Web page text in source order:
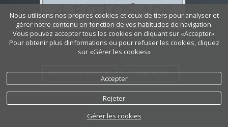
ENCUENTRA TU FOTO CONTACTO
Nous utilisons nos propres cookies et ceux de tiers pour analyser et
gérer notre contenu en fonction de vos habitudes de navigation.
Vous pouvez accepter tous les cookies en cliquant sur «Accepter».
Pour obtenir plus dinformations ou pour refuser les cookies, cliquez
sur «Gérer les cookies»
Accepter
Rejeter
Gérer les cookies